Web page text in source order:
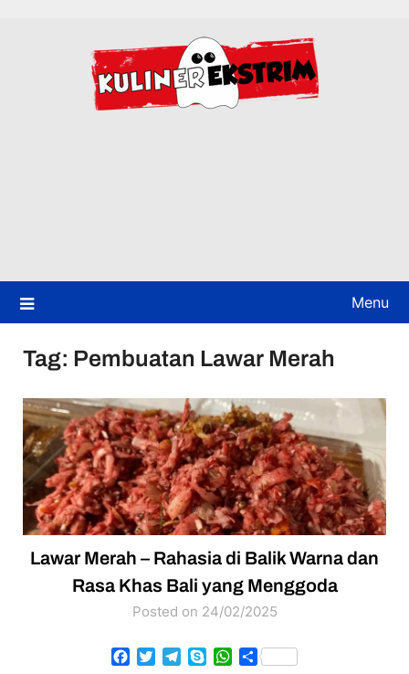
Menu
Tag: Pembuatan Lawar Merah
Lawar Merah – Rahasia di Balik Warna dan
Rasa Khas Bali yang Menggoda
Posted on 24/02/2025
Facebook
TwitterTelegram
SkypeWhatsApp
Share